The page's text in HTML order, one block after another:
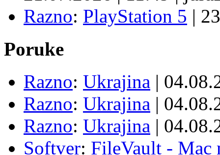
Razno: PlayStation 5 |
Poruke
Razno: Ukrajina |
Razno: Ukrajina |
Razno: Ukrajina |
Softver: FileVault - Mac